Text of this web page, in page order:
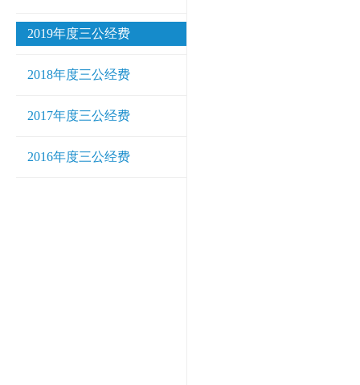
2019年度三公经费
2018年度三公经费
2017年度三公经费
2016年度三公经费